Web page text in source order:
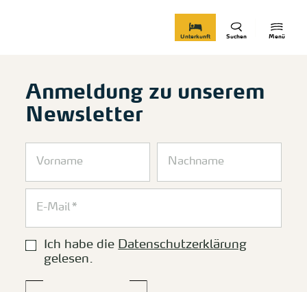
Menü
Suchen
Unterkunft
Anmeldung zu unserem
Newsletter
Ich habe die Datenschutzerklärung
gelesen.